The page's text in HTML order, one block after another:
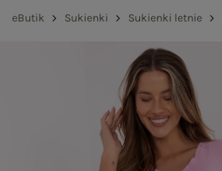
eButik Sukienki Sukienki letnie